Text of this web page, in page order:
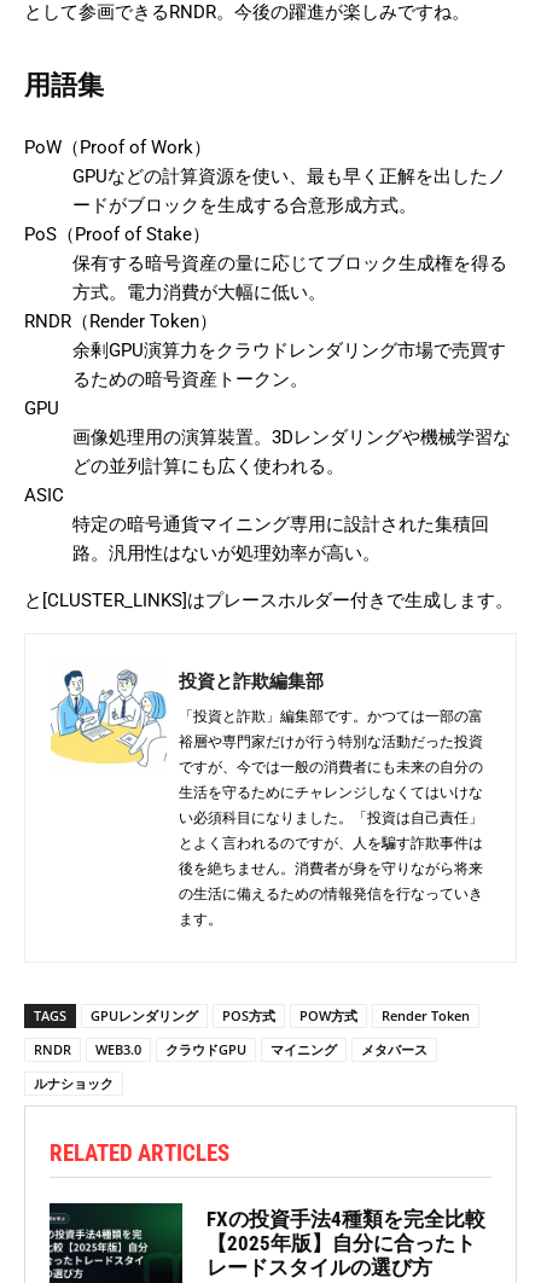
として参画できるRNDR。今後の躍進が楽しみですね。
用語集
PoW（Proof of Work）
GPUなどの計算資源を使い、最も早く正解を出したノ
ードがブロックを生成する合意形成方式。
PoS（Proof of Stake）
保有する暗号資産の量に応じてブロック生成権を得る
方式。電力消費が大幅に低い。
RNDR（Render Token）
余剰GPU演算力をクラウドレンダリング市場で売買す
るための暗号資産トークン。
GPU
画像処理用の演算裝置。3Dレンダリングや機械学習な
どの並列計算にも広く使われる。
ASIC
特定の暗号通貨マイニング専用に設計された集積回
路。汎用性はないが処理効率が高い。
と[CLUSTER_LINKS]はプレースホルダー付きで生成します。
投資と詐欺編集部
「投資と詐欺」編集部です。かつては一部の富
裕層や専門家だけが行う特別な活動だった投資
ですが、今では一般の消費者にも未来の自分の
生活を守るためにチャレンジしなくてはいけな
い必須科目になりました。「投資は自己責任」
とよく言われるのですが、人を騙す詐欺事件は
後を絶ちません。消費者が身を守りながら将来
の生活に備えるための情報発信を行なっていき
ます。
TAGS GPUレンダリング POS方式 POW方式
Render Token
RNDR
WEB3.0 クラウドGPU マイニング
メタバース
ルナショック
RELATED ARTICLES
FXの投資手法4種類を完全比較
【2025年版】自分に合ったト
レードスタイルの選び方